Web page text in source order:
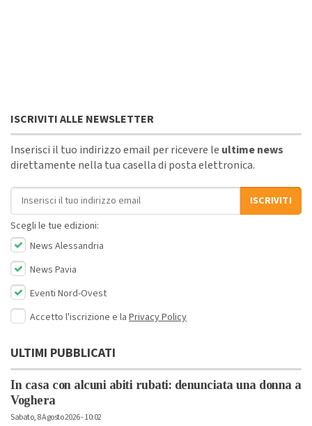
ISCRIVITI ALLE NEWSLETTER
Inserisci il tuo indirizzo email per ricevere le ultime news
direttamente nella tua casella di posta elettronica.
Indirizzo email
ISCRIVITI
Scegli le tue edizioni:
News Alessandria
News Pavia
Eventi Nord-Ovest
Accetto l'iscrizione e la Privacy Policy
ULTIMI PUBBLICATI
In casa con alcuni abiti rubati: denunciata una donna a
Voghera
Sabato, 8 Agosto 2026 - 10:02